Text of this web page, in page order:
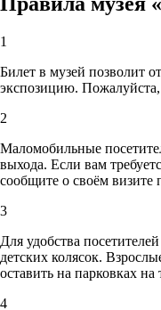
1
Билет в музей позволит
экспозицию. Пожалуйста,
2
Маломобильные
выхода. Если вам
сообщите о своём визите
3
Для удобства
детских колясок.
оставить на парковках
4